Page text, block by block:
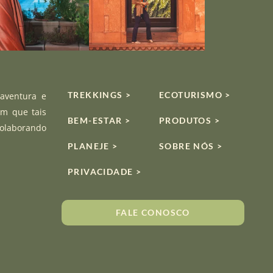
e
que tais
TREKKINGS > ECOTURISMO >
BEM-ESTAR > PRODUTOS >
PLANEJE > SOBRE NÓS >
PRIVACIDADE >
FALE CONOSCO